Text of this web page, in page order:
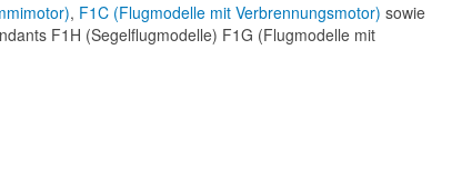
, F1C (Flugmodelle mit Verbrennungsmotor) sowie
F1H (Segelflugmodelle) F1G (Flugmodelle mit